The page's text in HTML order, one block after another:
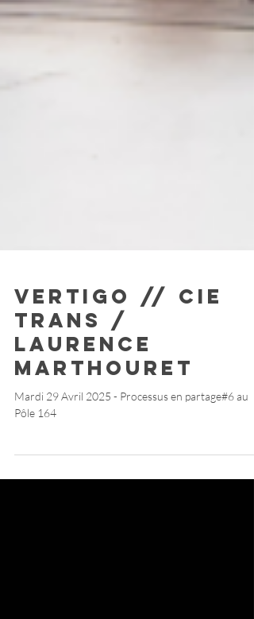
VERTIGO // Cie
TRANS /
Laurence
Marthouret
Mardi 29 Avril 2025 - Processus en partage#6 au